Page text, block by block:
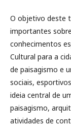
O objetivo deste
importantes
conhecimentos
Cultural para a
de paisagismo e
sociais,
ideia central de
paisagismo,
atividades de